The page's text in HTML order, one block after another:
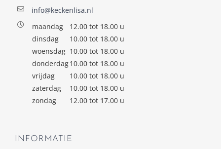
info@keckenlisa.nl
maandag
12.00 tot 18.00 u
dinsdag
10.00 tot 18.00 u
woensdag 10.00 tot 18.00 u
donderdag10.00 tot 18.00 u
vrijdag
10.00 tot 18.00 u
zaterdag
10.00 tot 18.00 u
zondag
12.00 tot 17.00 u
INFORMATIE